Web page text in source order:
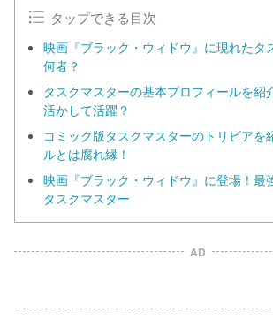
タップできる目次
映画『ブラック・ウィドウ』に現れたタ
何者？
タスクマスターの基本プロフィールを紹
活かして活躍？
コミック版タスクマスターのトリビアを
ルとは腐れ縁！
映画『ブラック・ウィドウ』に登場！最
タスクマスター
AD